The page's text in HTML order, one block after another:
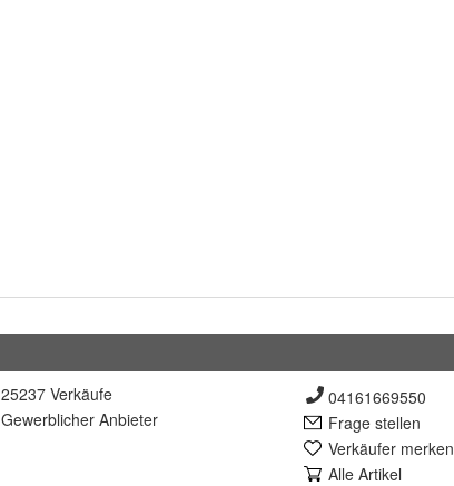
25237 Verkäufe
Gewerblicher Anbieter
04161669550
Frage stellen
Verkäufer merken
Alle Artikel